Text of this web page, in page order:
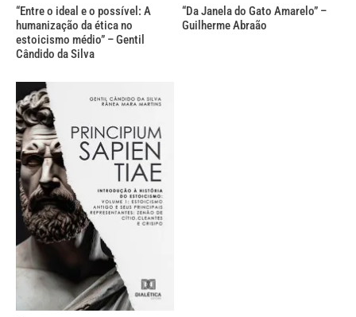
“Entre o ideal e o possível: A
humanização da ética no
estoicismo médio” – Gentil
Cândido da Silva
“Da Janela do Gato Amarelo” –
Guilherme Abraão